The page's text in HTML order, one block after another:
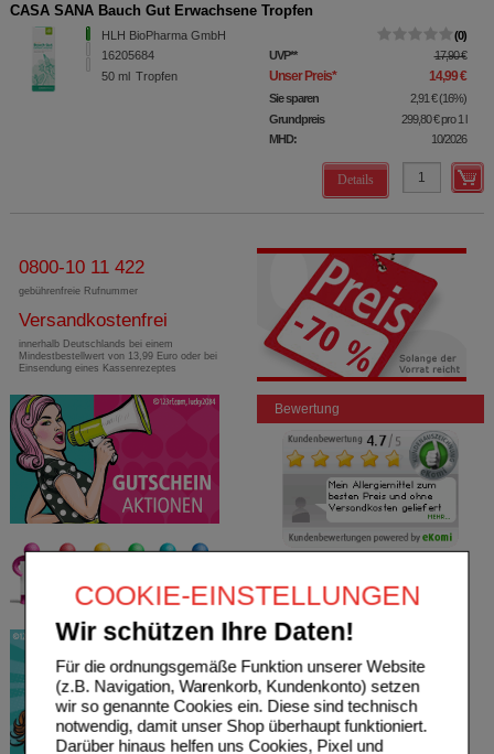
COOKIE-EINSTELLUNGEN
Wir schützen Ihre Daten!
Für die ordnungsgemäße Funktion unserer Website
(z.B. Navigation, Warenkorb, Kundenkonto) setzen
wir so genannte Cookies ein. Diese sind technisch
notwendig, damit unser Shop überhaupt funktioniert.
Darüber hinaus helfen uns Cookies, Pixel und
CASA SANA Bauch Gut Erwachsene Tropfen
HLH BioPharma GmbH
16205684
50 ml Tropfen
0
UVP** 17,90 €
Unser Preis* 14,99 €
Sie sparen 2,91 € (16%)
Grundpreis
299,80 €pro 1 l
MHD:
10/2026
Details
0800-10 11 422
gebührenfreie Rufnummer
Versandkostenfrei
innerhalb Deutschlands bei einem
Mindestbestellwert von 13,99 Euro oder bei
Einsendung eines Kassenrezeptes
Bewertung